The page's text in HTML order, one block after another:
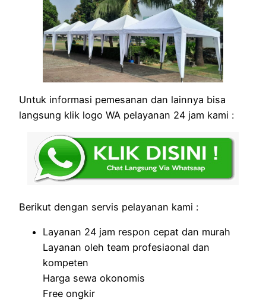
Untuk informasi pemesanan dan lainnya bisa
langsung klik logo WA pelayanan 24 jam kami :
Berikut dengan servis pelayanan kami :
Layanan 24 jam respon cepat dan murah
Layanan oleh team profesiaonal dan
kompeten
Harga sewa okonomis
Free ongkir